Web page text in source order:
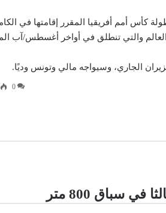
كأس أمم أفريقيا المقرر إقامتها في
العالم والتي تنطلق في أواخر أغسطس/آب
0
سباق 800 متر